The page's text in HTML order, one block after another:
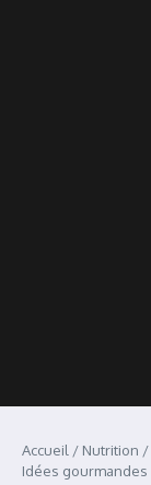
Accueil / Nutrition /
Idées gourmandes